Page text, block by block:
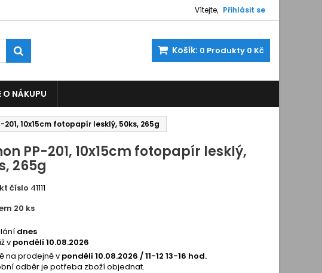
Vítejte, Přihlásit se
Košík: 0 Produkty 0 Kč
O NÁKUPU
201, 10x15cm fotopapír lesklý, 50ks, 265g
PP-201, 10x15cm fotopapír lesklý,
265g
číslo 41111
20 ks
dnes
v pondělí 10.08.2026
na prodejně v pondělí 10.08.2026 / 11-12 13-16 hod.
odběr je potřeba zboží objednat.